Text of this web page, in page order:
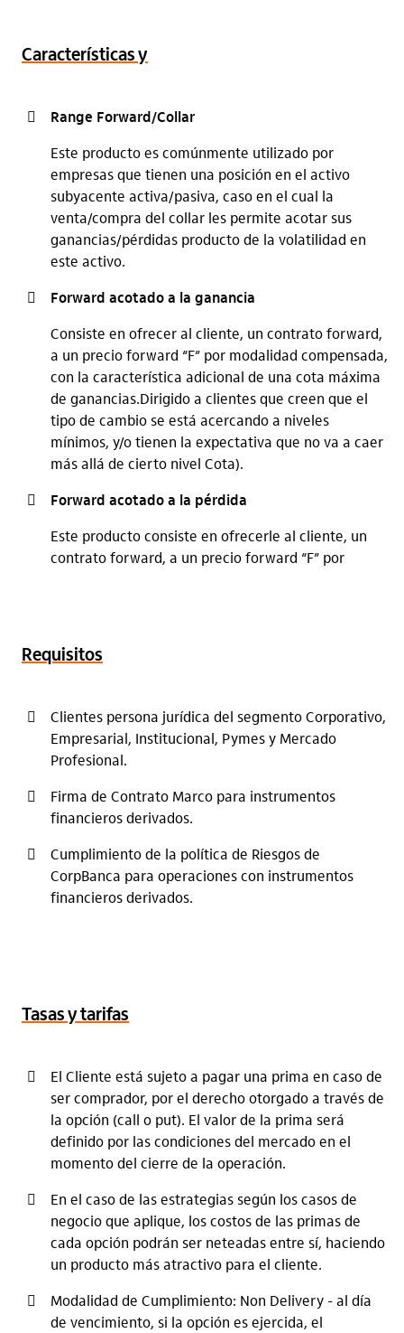
Características y
Range Forward/Collar
Este producto es comúnmente utilizado por
empresas que tienen una posición en el activo
subyacente activa/pasiva, caso en el cual la
venta/compra del collar les permite acotar sus
ganancias/pérdidas producto de la volatilidad en
este activo.
Forward acotado a la ganancia
Consiste en ofrecer al cliente, un contrato forward,
a un precio forward “F” por modalidad compensada,
con la característica adicional de una cota máxima
de ganancias.Dirigido a clientes que creen que el
tipo de cambio se está acercando a niveles
mínimos, y/o tienen la expectativa que no va a caer
más allá de cierto nivel Cota).
Forward acotado a la pérdida
Este producto consiste en ofrecerle al cliente, un
contrato forward, a un precio forward “F” por
cubrirse ante subidas del tipo de cambio, tiene
mayor expectativa que baje.
Es una estrategia en la cual duplica su ganancia a
cambio de desmejorar la tasa forward.
Forward mejorado con exposición
a cambio de mejorar la Tasa Forward.
Requisitos
Clientes persona jurídica del segmento Corporativo,
Empresarial, Institucional, Pymes y Mercado
Profesional.
Firma de Contrato Marco para instrumentos
financieros derivados.
Cumplimiento de la política de Riesgos de
CorpBanca para operaciones con instrumentos
financieros derivados.
Tasas y tarifas
El Cliente está sujeto a pagar una prima en caso de
ser comprador, por el derecho otorgado a través de
la opción (call o put). El valor de la prima será
definido por las condiciones del mercado en el
momento del cierre de la operación.
En el caso de las estrategias según los casos de
negocio que aplique, los costos de las primas de
cada opción podrán ser neteadas entre sí, haciendo
un producto más atractivo para el cliente.
Modalidad de Cumplimiento: Non Delivery - al día
de vencimiento, si la opción es ejercida, el